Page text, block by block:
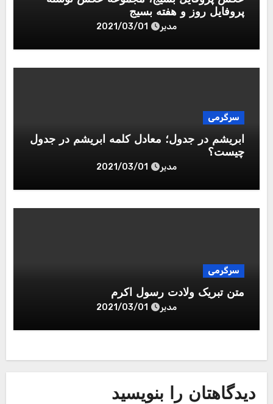
پروفایل روز و هفته بسیج
مدیر 2021/03/01
سرگرمی
ابریشم در جدول؛ معادل کلمه ابریشم در جدول
چیست؟
مدیر 2021/03/01
سرگرمی
متن تبریک ولادت رسول اکرم
مدیر 2021/03/01
دیدگاهتان را بنویسید